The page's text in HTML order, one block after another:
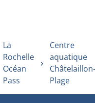
La
Rochelle
Océan
Pass
Centre
aquatique
Châtelaillon-
Plage